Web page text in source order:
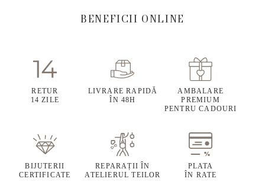
BENEFICII ONLINE
RETUR
14 ZILE
LIVRARE RAPIDĂ
ÎN 48H
AMBALARE
PREMIUM
PENTRU CADOURI
BIJUTERII
CERTIFICATE
REPARAȚII ÎN
ATELIERUL TEILOR
PLATA
ÎN RATE